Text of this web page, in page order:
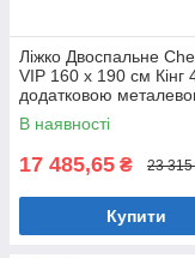
Ліжко Двоспальне
VIP 160 х 190 см Кінг
додатковою
цільнозварною рамою
Білий
В наявності
17 485,65 ₴ 23 315
Купити